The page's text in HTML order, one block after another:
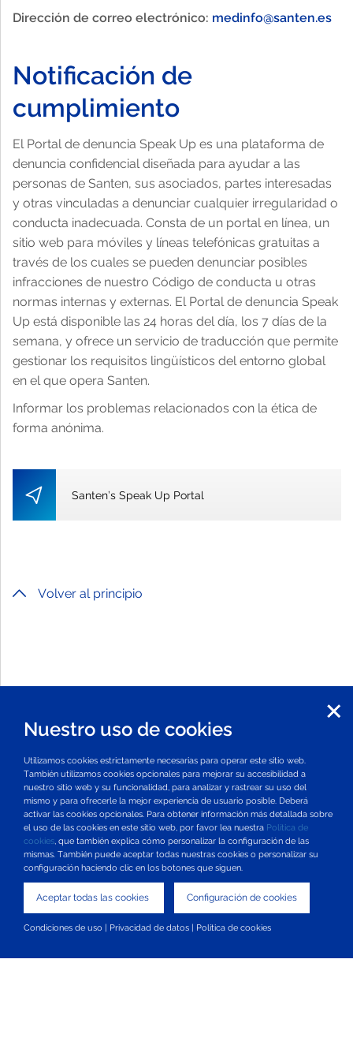
Dirección de correo electrónico: medinfo@santen.es
Notificación de
cumplimiento
El Portal de denuncia Speak Up es una plataforma de
denuncia confidencial diseñada para ayudar a las
personas de Santen, sus asociados, partes interesadas
y otras vinculadas a denunciar cualquier irregularidad o
conducta inadecuada. Consta de un portal en línea, un
sitio web para móviles y líneas telefónicas gratuitas a
través de los cuales se pueden denunciar posibles
infracciones de nuestro Código de conducta u otras
normas internas y externas. El Portal de denuncia Speak
Up está disponible las 24 horas del día, los 7 días de la
semana, y ofrece un servicio de traducción que permite
gestionar los requisitos lingüísticos del entorno global
en el que opera Santen.
Informar los problemas relacionados con la ética de
forma anónima.
Santen’s Speak Up Portal
Volver al principio
Nuestro uso de cookies
Utilizamos cookies estrictamente necesarias para operar este sitio web.
También utilizamos cookies opcionales para mejorar su accesibilidad a
nuestro sitio web y su funcionalidad, para analizar y rastrear su uso del
mismo y para ofrecerle la mejor experiencia de usuario posible. Deberá
activar las cookies opcionales. Para obtener información más detallada sobre
el uso de las cookies en este sitio web, por favor lea nuestra Política de
cookies, que también explica cómo personalizar la configuración de las
mismas. También puede aceptar todas nuestras cookies o personalizar su
configuración haciendo clic en los botones que siguen.
Aceptar todas las cookies Configuración de cookies
Condiciones de uso | Privacidad de datos | Política de cookies